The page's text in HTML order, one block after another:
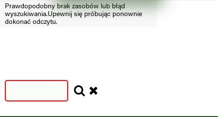
S
Prawdopodobny brak zasobów lub błąd
wyszukiwania.Upewnij się próbując ponownie
dokonać odczytu.